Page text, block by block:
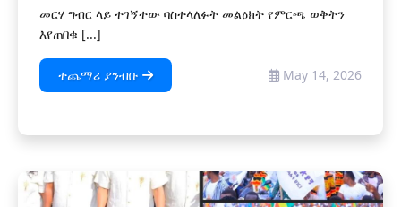
መርሃ ግብር ላይ ተገኝተው ባስተላለፉት መልዕክት የምርጫ ወቅትን
እየጠበቁ [...]
ተጨማሪ ያንብቡ May 14, 2026